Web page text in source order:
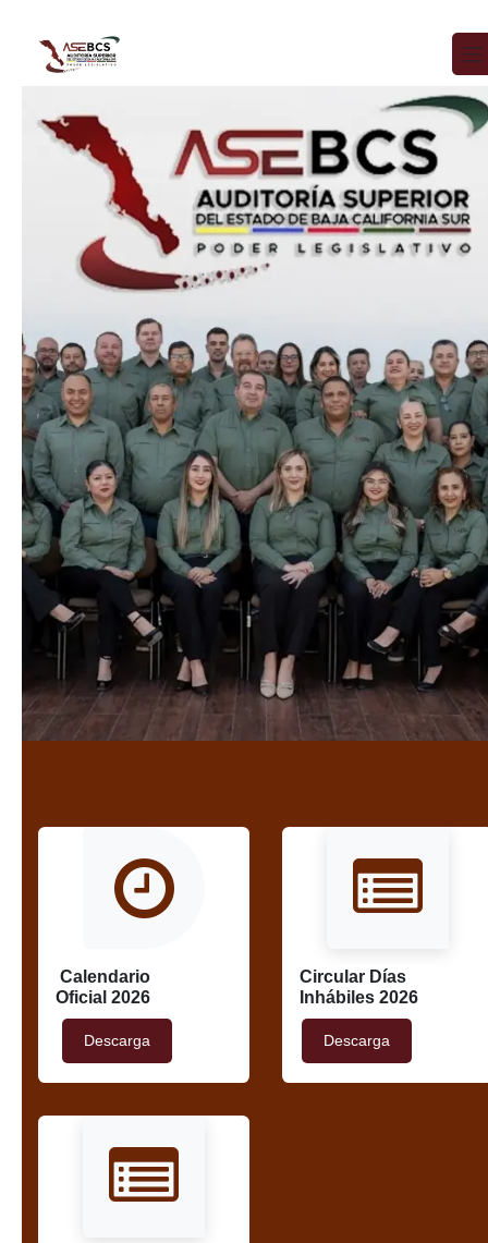
Calendario
Oficial 2026
Descarga
Circular Días
Inhábiles 2026
Descarga